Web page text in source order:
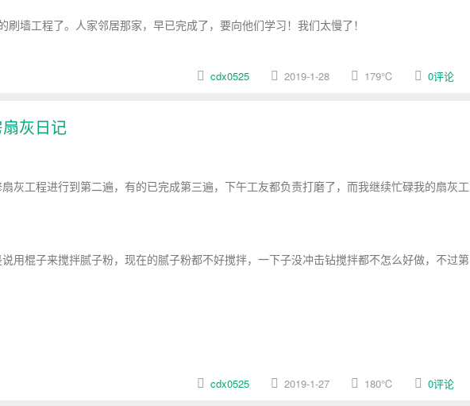
墙工程了。人家邻居那家，早已完成了，要向他们学习！我们太慢了！
cdx0525 2019-1-28 179℃ 0评论
灰日记
灰工程进行到第二遍，有的已完成第三遍，下午工友都负责打磨了，而我继续忙碌我的扇灰工
用棍子来搅拌腻子粉，现在的腻子粉都不好搅拌，一下子没冲击钻搅拌都不怎么好做，不过第
cdx0525 2019-1-27 180℃ 0评论